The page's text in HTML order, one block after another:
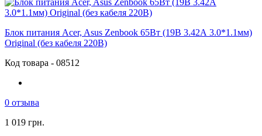
Блок питания Acer, Asus Zenbook 65Вт (19В 3.42А 3.0*1.1мм)
Original (без кабеля 220В)
Код товара - 08512
0 отзыва
1 019 грн.